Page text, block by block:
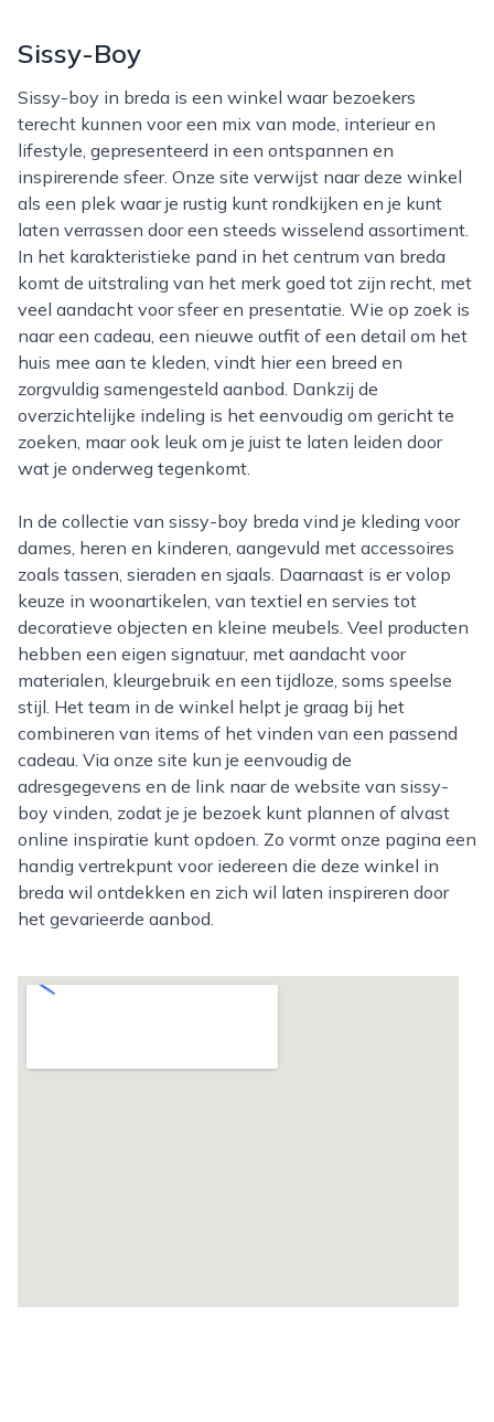
Sissy-Boy
Sissy-boy in breda is een winkel waar bezoekers
terecht kunnen voor een mix van mode, interieur en
lifestyle, gepresenteerd in een ontspannen en
inspirerende sfeer. Onze site verwijst naar deze winkel
als een plek waar je rustig kunt rondkijken en je kunt
laten verrassen door een steeds wisselend assortiment.
In het karakteristieke pand in het centrum van breda
komt de uitstraling van het merk goed tot zijn recht, met
veel aandacht voor sfeer en presentatie. Wie op zoek is
naar een cadeau, een nieuwe outfit of een detail om het
huis mee aan te kleden, vindt hier een breed en
zorgvuldig samengesteld aanbod. Dankzij de
overzichtelijke indeling is het eenvoudig om gericht te
zoeken, maar ook leuk om je juist te laten leiden door
wat je onderweg tegenkomt.
In de collectie van sissy-boy breda vind je kleding voor
dames, heren en kinderen, aangevuld met accessoires
zoals tassen, sieraden en sjaals. Daarnaast is er volop
keuze in woonartikelen, van textiel en servies tot
decoratieve objecten en kleine meubels. Veel producten
hebben een eigen signatuur, met aandacht voor
materialen, kleurgebruik en een tijdloze, soms speelse
stijl. Het team in de winkel helpt je graag bij het
combineren van items of het vinden van een passend
cadeau. Via onze site kun je eenvoudig de
adresgegevens en de link naar de website van sissy-
boy vinden, zodat je je bezoek kunt plannen of alvast
online inspiratie kunt opdoen. Zo vormt onze pagina een
handig vertrekpunt voor iedereen die deze winkel in
breda wil ontdekken en zich wil laten inspireren door
het gevarieerde aanbod.